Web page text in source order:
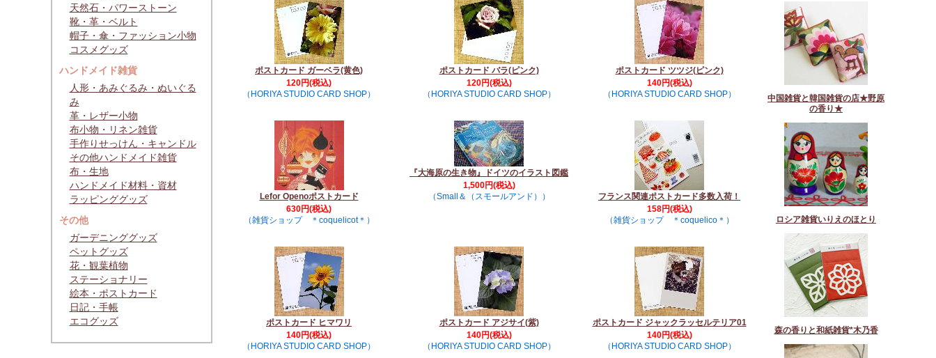
天然石・パワーストーン
靴・革・ベルト
帽子・傘・ファッション小物
コスメグッズ
ハンドメイド雑貨
人形・あみぐるみ・ぬいぐる
み
革・レザー小物
布小物・リネン雑貨
手作りせっけん・キャンドル
その他ハンドメイド雑貨
布・生地
ハンドメイド材料・資材
ラッピンググッズ
その他
ガーデニンググッズ
ペットグッズ
花・観葉植物
ステーショナリー
絵本・ポストカード
日記・手帳
エコグッズ
ポストカード ガーベラ(黄色)
120円(税込)
（HORIYA STUDIO CARD SHOP）
ポストカード バラ(ピンク)
120円(税込)
（HORIYA STUDIO CARD SHOP）
ポストカード ツツジ(ピンク)
140円(税込)
（HORIYA STUDIO CARD SHOP）
Lefor Openoポストカード
630円(税込)
（雑貨ショップ ＊coquelicot＊）
『大海原の生き物』ドイツのイラスト図鑑
1,500円(税込)
（Small＆（スモールアンド））
フランス関連ポストカード多数入荷！
158円(税込)
（雑貨ショップ ＊coquelico＊）
ポストカード ヒマワリ
140円(税込)
（HORIYA STUDIO CARD SHOP）
ポストカード アジサイ(紫)
140円(税込)
（HORIYA STUDIO CARD SHOP）
ポストカード ジャックラッセルテリア01
140円(税込)
（HORIYA STUDIO CARD SHOP）
中国雑貨と韓国雑貨の店★野原
の香り★
ロシア雑貨いりえのほとり
森の香りと和紙雑貨*木乃香